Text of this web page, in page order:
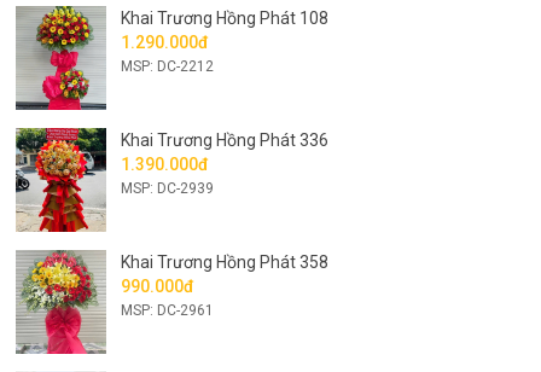
Khai Trương Hồng Phát 108
1.290.000đ
MSP: DC-2212
Khai Trương Hồng Phát 336
1.390.000đ
MSP: DC-2939
Khai Trương Hồng Phát 358
990.000đ
MSP: DC-2961